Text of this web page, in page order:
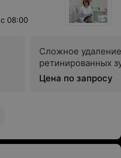
с 08:00
Сложное удаление
ретинированных
Цена по запросу